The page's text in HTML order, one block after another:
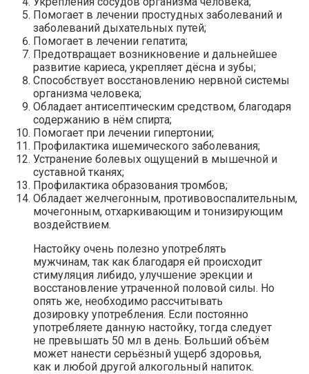
Помогает в лечении простудных заболеваний и
заболеваний дыхательных путей;
Помогает в лечении гепатита;
Предотвращает возникновение и дальнейшее
развитие кариеса, укрепляет дёсна и зубы;
Способствует восстановлению нервной системы
организма человека;
Обладает антисептическим средством, благодаря
содержанию в нём спирта;
Помогает при лечении гипертонии;
Профилактика ишемического заболевания;
Устранение болевых ощущений в мышечной и
суставной тканях;
Профилактика образования тромбов;
Обладает желчегонным, противовоспалительным,
мочегонным, отхаркивающим и тонизирующим
воздействием.
Настойку очень полезно употреблять
мужчинам, так как благодаря ей происходит
стимуляция либидо, улучшение эрекции и
восстановление утраченной половой силы. Но
опять же, необходимо рассчитывать
дозировку употребления. Если постоянно
употребляете данную настойку, тогда следует
не превышать 50 мл в день. Больший объём
может нанести серьёзный ущерб здоровья,
как и любой другой алкогольный напиток.